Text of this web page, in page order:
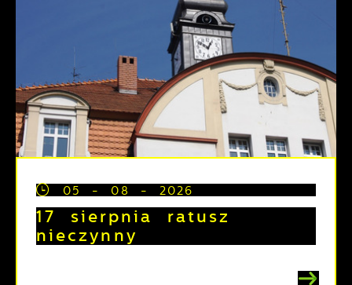
05 - 08 - 2026
17 sierpnia ratusz
nieczynny